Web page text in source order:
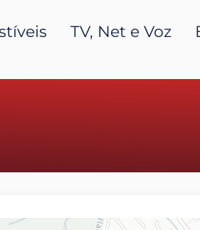
TV, Net e Voz